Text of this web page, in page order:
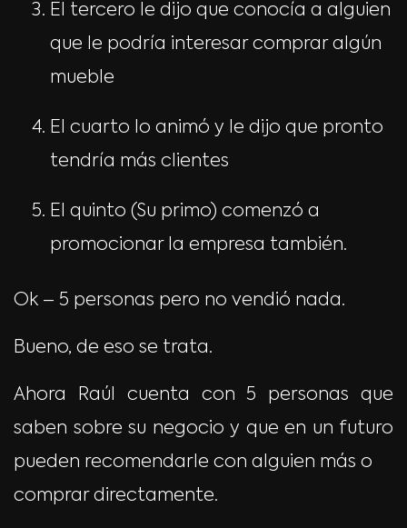
El tercero le dijo que conocía a alguien
que le podría interesar comprar algún
mueble
El cuarto lo animó y le dijo que pronto
tendría más clientes
El quinto (Su primo) comenzó a
promocionar la empresa también.
Ok – 5 personas pero no vendió nada.
Bueno, de eso se trata.
Ahora Raúl cuenta con 5 personas que
saben sobre su negocio y que en un futuro
pueden recomendarle con alguien más o
comprar directamente.